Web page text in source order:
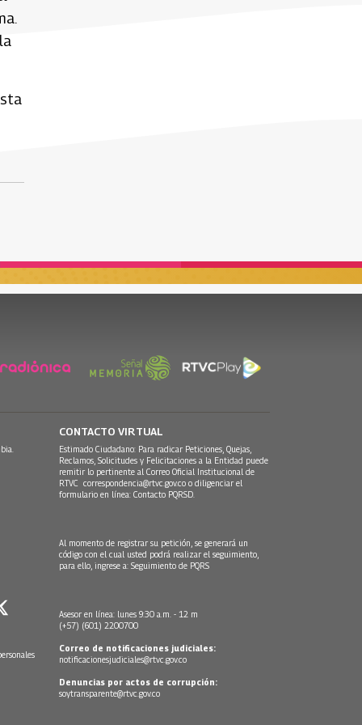
CONTACTO VIRTUAL
Estimado Ciudadano: Para radicar Peticiones, Quejas,
Reclamos, Solicitudes y Felicitaciones a la Entidad puede
remitir lo pertinente al Correo Oficial Institucional de
RTVC correspondencia@rtvc.gov.co o diligenciar el
formulario en línea: Contacto PQRSD.
Al momento de registrar su petición, se generará un
código con el cual usted podrá realizar el seguimiento,
para ello, ingrese a: Seguimiento de PQRS
Asesor en línea: lunes 9:30 a.m. - 12 m
(+57) (601) 2200700
Correo de notificaciones judiciales:
notificacionesjudiciales@rtvc.gov.co
Denuncias por actos de corrupción:
soytransparente@rtvc.gov.co